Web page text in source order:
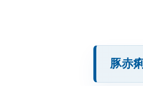
豚赤